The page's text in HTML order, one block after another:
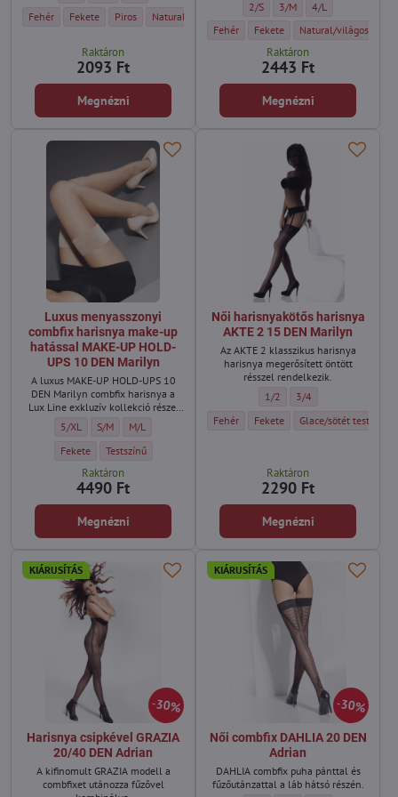
Női combfix HUSH 20 DEN BasBleu - Szín:
Fehér Női combfix HUSH 20 DEN BasBleu - Szín:
Fekete Női combfix HUSH 20 DEN BasBleu - Szín:
Piros Női combfix HUSH 20 DEN BasBleu - Szín:
Natural/világos testszínű Női combfix HUSH 20
Sőtet testszínű
Raktáron
2093 Ft
Megnézni
Női önhordó harisnya KAMA 20
2/S Női önhordó harisnya
3/M Női önhordó
4/L
Női önhordó harisnya KAMA 20 DEN
Fehér Női önhordó harisnya KAMA 20
Fekete Női önhordó harisnya
Natural/világos
Raktáron
2443 Ft
Megnézni
Luxus menyasszonyi
combfix harisnya make-up
hatással MAKE-UP HOLD-
UPS 10 DEN Marilyn
A luxus MAKE-UP HOLD-UPS 10
DEN Marilyn combfix harisnya a
Lux Line exkluzív kollekció része,
amely tökéletes választás azoknak
a nőknek, akik elegáns
menyasszonyi harisnyát vagy finom
különleges alkalmakra.
Luxus menyasszonyi combfix harisnya make-up hatással MAKE-UP HOLD-
5/XL Luxus menyasszonyi combfix harisnya make-up hatással MAKE-
S/M Luxus menyasszonyi combfix harisnya make-up hatással
M/L
Luxus menyasszonyi combfix harisnya make-up hatással MAKE-UP HOLD-
Fekete Luxus menyasszonyi combfix harisnya make-up hatással MAKE-
Testszínű
Raktáron
4490 Ft
Megnézni
Női harisnyakötős harisnya
AKTE 2 15 DEN Marilyn
Az AKTE 2 klasszikus harisnya
harisnya megerősített öntött
résszel rendelkezik.
Női harisnyakötős harisnya
1/2 Női harisnyakötős
3/4
Női harisnyakötős harisnya AKTE 2 15
Fehér Női harisnyakötős harisnya
Fekete Női harisnyakötős
Glace/sötét testszínű
Raktáron
2290 Ft
Megnézni
30%
KIÁRUSÍTÁS
Harisnya csipkével GRAZIA
20/40 DEN Adrian
A kifinomult GRAZIA modell a
combfixet utánozza fűzővel
30%
KIÁRUSÍTÁS
Női combfix DAHLIA 20 DEN
Adrian
DAHLIA combfix puha pánttal és
fűzőutánzattal a láb hátsó részén.